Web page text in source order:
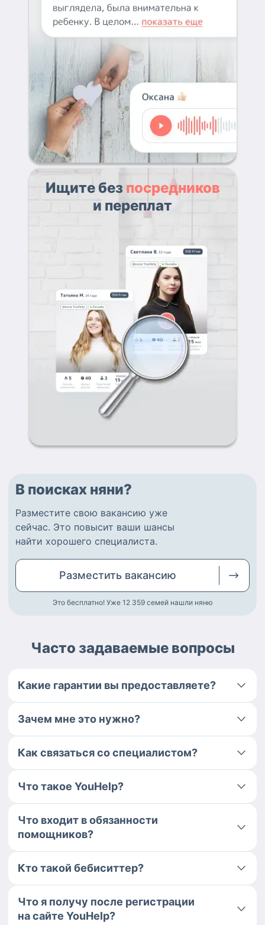
Ищите без посредников
и переплат
В поисках няни?
Разместите свою вакансию уже
сейчас. Это повысит ваши шансы
найти хорошего специалиста.
Разместить вакансию
Это бесплатно! Уже 12 359 семей нашли няню
Часто задаваемые вопросы
Какие гарантии вы предоставляете?
Зачем мне это нужно?
Как связаться со специалистом?
Что такое YouHelp?
Что входит в обязанности
помощников?
Кто такой бебиситтер?
Что я получу после регистрации
на сайте YouHelp?